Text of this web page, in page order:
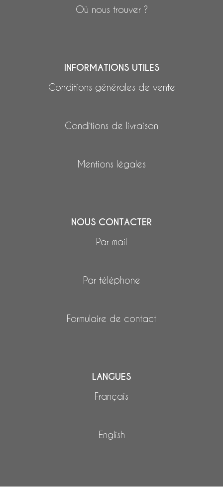
Où nous trouver ?
INFORMATIONS UTILES
Conditions générales de vente
Conditions de livraison
Mentions légales
NOUS CONTACTER
Par mail
Par téléphone
Formulaire de contact
LANGUES
Français
English